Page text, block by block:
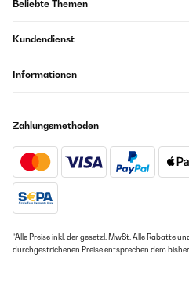
Beliebte Themen
Kundendienst
Informationen
Zahlungsmethoden
*Alle Preise inkl. der gesetzl. MwSt. Alle Rabatte
durchgestrichenen Preise entsprechen dem